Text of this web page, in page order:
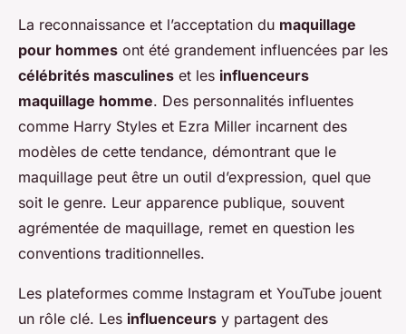
La reconnaissance et l’acceptation du maquillage
pour hommes ont été grandement influencées par les
célébrités masculines et les influenceurs
maquillage homme. Des personnalités influentes
comme Harry Styles et Ezra Miller incarnent des
modèles de cette tendance, démontrant que le
maquillage peut être un outil d’expression, quel que
soit le genre. Leur apparence publique, souvent
agrémentée de maquillage, remet en question les
conventions traditionnelles.
Les plateformes comme Instagram et YouTube jouent
un rôle clé. Les influenceurs y partagent des